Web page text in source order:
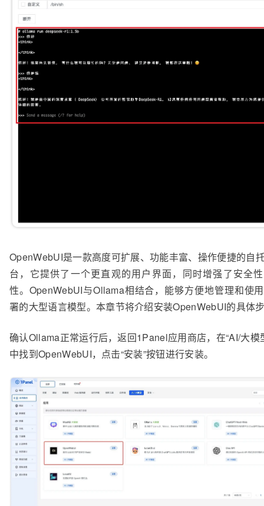
OpenWebUI是一款高度可扩展、功能丰富、操作便捷的自
台，它提供了一个更直观的用户界面，同时增强了安全
性。OpenWebUI与Ollama相结合，能够方便地管理和使
署的大型语言模型。本章节将介绍安装OpenWebUI的具体
确认Ollama正常运行后，返回1Panel应用商店，在“AI/大模
中找到OpenWebUI，点击“安装”按钮进行安装。